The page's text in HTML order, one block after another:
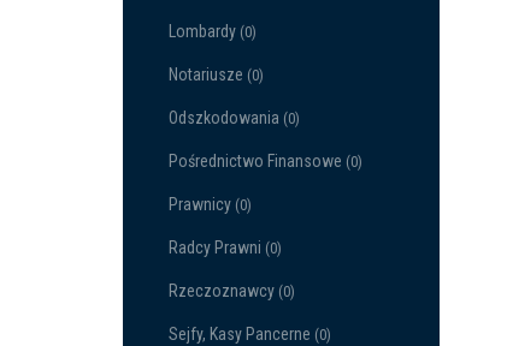
Lombardy (0)
Notariusze (0)
Odszkodowania (0)
Pośrednictwo Finansowe (0)
Prawnicy (0)
Radcy Prawni (0)
Rzeczoznawcy (0)
Sejfy, Kasy Pancerne (0)